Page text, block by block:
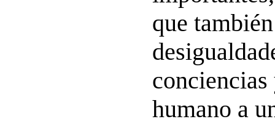
que
humano a